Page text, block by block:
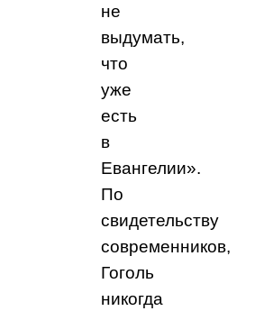
не
выдумать,
что
уже
есть
в
Евангелии».
По
свидетельству
современников,
Гоголь
никогда